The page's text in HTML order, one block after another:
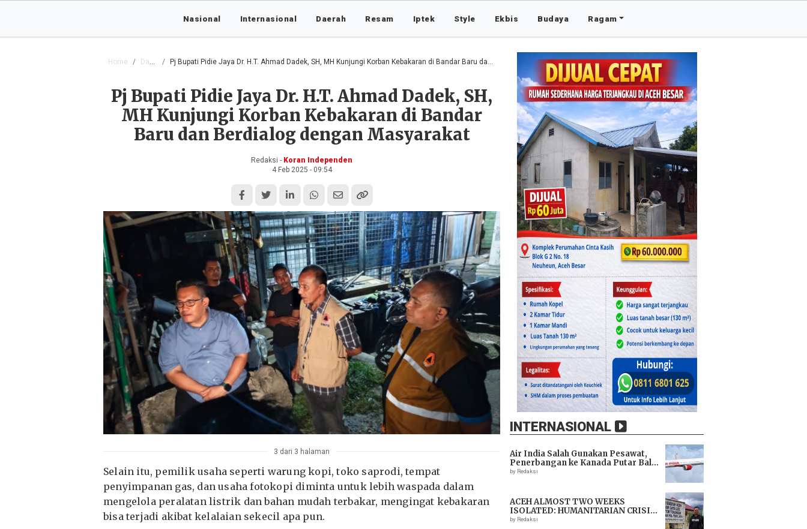
Nasional Internasional Daerah Resam Iptek Style Ekbis Budaya Ragam
Home Daerah Pj Bupati Pidie Jaya Dr. H.T. Ahmad Dadek, SH, MH Kunjungi Korban Kebakaran di Bandar Baru dan Berdialog dengan Masyarakat
Pj Bupati Pidie Jaya Dr. H.T. Ahmad Dadek, SH,
MH Kunjungi Korban Kebakaran di Bandar
Baru dan Berdialog dengan Masyarakat
Redaksi - Koran Independen
4 Feb 2025 - 09:54
3 dari 3 halaman
Selain itu, pemilik usaha seperti warung kopi, toko saprodi, tempat
penyimpanan gas, dan usaha fotokopi diminta untuk lebih waspada dalam
mengelola peralatan listrik dan bahan mudah terbakar, mengingat kebakaran
bisa terjadi akibat kelalaian sekecil apa pun.
INTERNASIONAL
Air India Salah Gunakan Pesawat,
Penerbangan ke Kanada Putar Balik
Setelah 9 Jam di Udara
by Redaksi
ACEH ALMOST TWO WEEKS
ISOLATED: HUMANITARIAN CRISIS
THREATENS LIVES, IMMEDIATE
by Redaksi